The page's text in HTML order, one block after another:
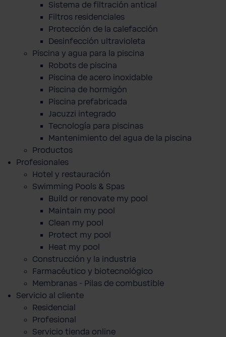
Sistema de filtración antical
Filtros residenciales
Protección de la calefacción
Desinfección ultravioleta
Piscina y agua para la piscina
Robots de piscina
Piscina de acero inoxidable
Piscina de hormigón
Piscina prefabricada
Jacuzzi integrado
Tecnología para piscinas
Mantenimiento del agua de la piscina
Productos
Profesionales
Hotel y restauración
Swimming Pools & Spas
Build or renovate my pool
Maintain my pool
Clean my pool
Protect my pool
Heat my pool
Construcción y la industria
Farmacéutico y biotecnológico
Membranas - Pilas de combustible
Servicio al cliente
Residencial
Profesional
Servicio tienda online